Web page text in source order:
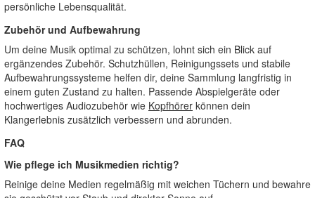
persönliche Lebensqualität.
Zubehör und Aufbewahrung
Um deine Musik optimal zu schützen, lohnt sich ein Blick auf
ergänzendes Zubehör. Schutzhüllen, Reinigungssets und stabile
Aufbewahrungssysteme helfen dir, deine Sammlung langfristig in
einem guten Zustand zu halten. Passende Abspielgeräte oder
hochwertiges Audiozubehör wie Kopfhörer können dein
Klangerlebnis zusätzlich verbessern und abrunden.
FAQ
Wie pflege ich Musikmedien richtig?
Reinige deine Medien regelmäßig mit weichen Tüchern und bewahre